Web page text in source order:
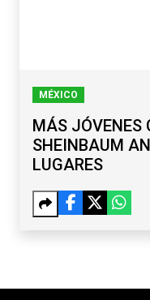
MÉXICO
MÁS JÓVENES
SHEINBAUM
LUGARES